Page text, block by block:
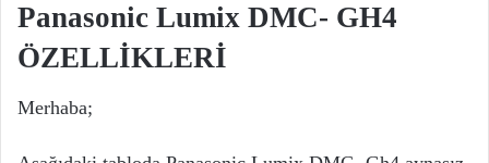
Panasonic Lumix DMC- GH4
ÖZELLİKLERİ
Merhaba;